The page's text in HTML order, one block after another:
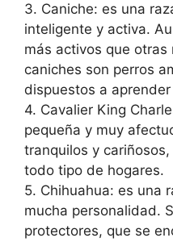
3. Caniche: es una
inteligente y activa.
más activos que
caniches son perros
dispuestos a
4. Cavalier King
pequeña y muy
tranquilos y
todo tipo de hogares.
5. Chihuahua: es una
mucha personalidad.
protectores, que se